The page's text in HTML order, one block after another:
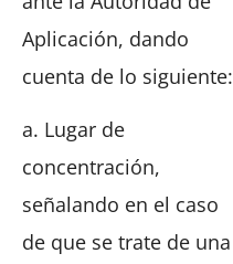
Aplicación, dando
cuenta de lo siguiente:
a. Lugar de
concentración,
señalando en el caso
de que se trate de una